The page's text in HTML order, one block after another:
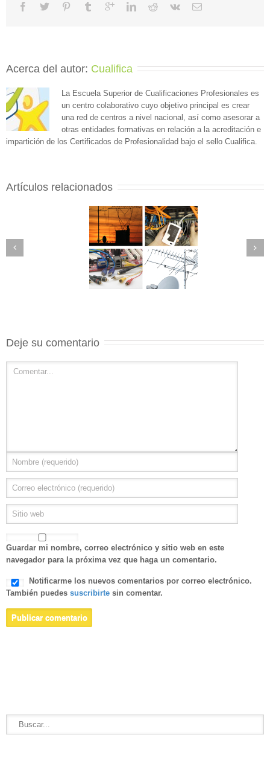
Acerca del autor: Cualifica
La Escuela Superior de Cualificaciones Profesionales es
un centro colaborativo cuyo objetivo principal es crear
una red de centros a nivel nacional, así como asesorar a
otras entidades formativas en relación a la acreditación e
impartición de los Certificados de Profesionalidad bajo el sello Cualifica.
Artículos relacionados
Deje su comentario
Guardar mi nombre, correo electrónico y sitio web en este
navegador para la próxima vez que haga un comentario.
Notificarme los nuevos comentarios por correo electrónico.
También puedes suscribirte sin comentar.